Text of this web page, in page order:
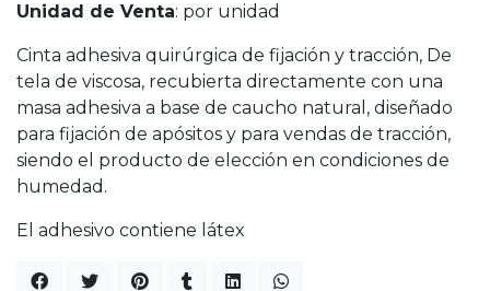
Unidad de Venta: por unidad
Cinta adhesiva quirúrgica de fijación y tracción, De
tela de viscosa, recubierta directamente con una
masa adhesiva a base de caucho natural, diseñado
para fijación de apósitos y para vendas de tracción,
siendo el producto de elección en condiciones de
humedad.
El adhesivo contiene látex